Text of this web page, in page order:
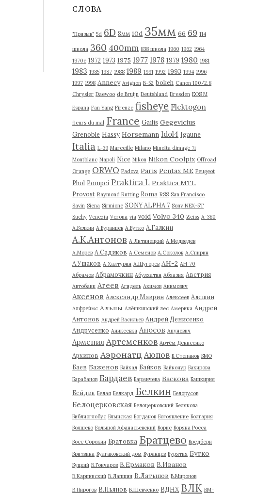
в
СЛОВА
"Призыв" 5d 6D 8мм 10d 35мм 66 69 114
школа 360 400mm 838 школа 1960 1962 1964
1970е 1972 1973 1975 1977 1978 1979 1980 1981
1983 1985 1987 1988 1989 1991 1992 1993 1994 1996
1997 1998 Annecy Avignon B-52 bokeh Canon 100/2.8
Chrysler Daewoo de Bruijn Deutshland Dresden EOS M
Espana Fan Yang Firenze fisheye Flektogon
fleurs du mal France Gailis Gegevicius
Grenoble Hassy Horsemann Idol4 Igaune
Italia L-39 Marceille Milano Minolta dimage 7i
Montblanc Napoli Nice Nikon Nikon Coolpix Offroad
Orange ORWO Padova Paris Pentax ME Peugeot
Phol Pompei Praktica L Praktica MTL
Provost Raymond Rutting Roma RSS San Francisco
Savin Siena Sirmione SONY ALPHA 7 Sony NEX-5T
Suchy Venezia Verona via void Volvo 340 Zeiss А-380
А.Белкин А.Буранцев А.Бутко А.Галкин
А.К.Антонов А.Литинецкий А.Медведев
А.Морев А.Садиков А.Семенов А.Соколов А.Спирин
А.Ушаков А.Халтурин А.Щугорев АН-2 АН-70
Абрамов Абрамочкин Абулхатин Абхазия Австрия
Автобанк Агеев Агидель Акимов Акимович
Аксенов Александр Маврин Алексеев Алешин
Алфреймс Альпы Алёшкинский лес Америка Андрей
Антонов Андрей Васильев Андрей Денисенко
Андрусенко Аникеевка Аносов Апуневич
Армения Артеменков Артём Денисенко
Архипов Аэронатц Аюпов Б.Степанов БМО
Баев Баженов Байкал Байков Байконур Бакирова
Барабанов Бардаев Бармичева Баскова Башкирия
Бейдик Белая Белкард Белкин Белорусов
Белоцерковская Белоцерковский Белякова
Библиоглобус Блынская Богданов Богоявление Болгария
Болшево Большой Афанасьевский Борис Боряна Росса
Босс Сорокин Братовка Братцево Бредбери
Бритвина Булгаковский дом Буранцев Бурятия Бутко
Буцкий В.Гончаров В.Ермаков В.Иванов
В.Карпинский В.Лапшин В.Латыпов В.Миронов
В.Пирогов В.Пьянов В.Шевченко ВДНХ ВЛК ВМ-